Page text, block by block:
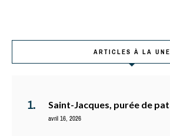
ARTICLES À LA UNE
Saint-Jacques, purée de
avril 16, 2026